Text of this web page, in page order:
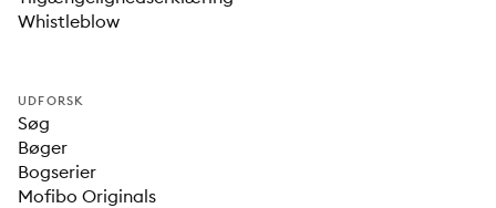
Whistleblow
UDFORSK
Søg
Bøger
Bogserier
Mofibo Originals